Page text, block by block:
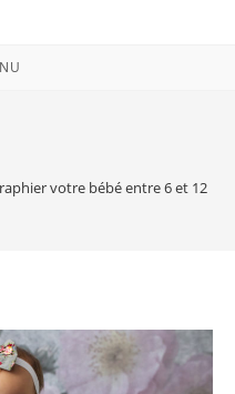
votre bébé entre 6 et 12